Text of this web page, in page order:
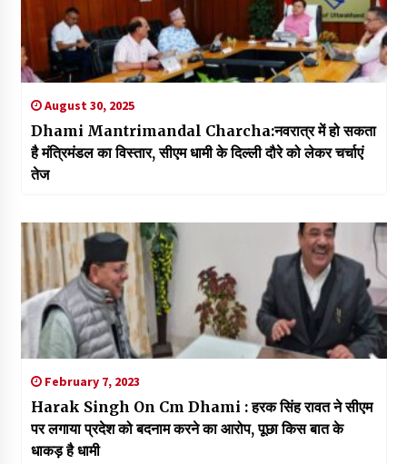
August 30, 2025
Dhami Mantrimandal Charcha:नवरात्र में हो सकता
है मंत्रिमंडल का विस्तार, सीएम धामी के दिल्ली दौरे को लेकर चर्चाएं
तेज
February 7, 2023
Harak Singh On Cm Dhami : हरक सिंह रावत ने सीएम
पर लगाया प्रदेश को बदनाम करने का आरोप, पूछा किस बात के
धाकड़ है धामी